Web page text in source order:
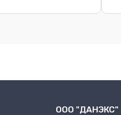
ООО "ДАНЭКС"